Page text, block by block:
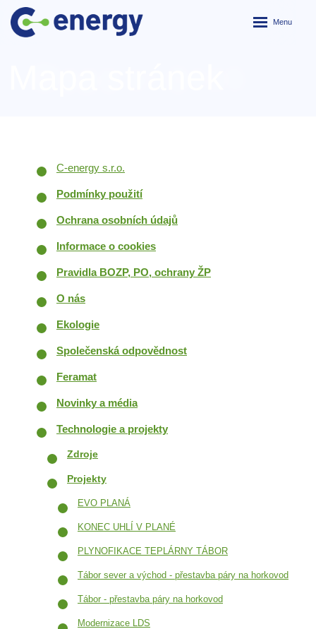
Rozbalení
C-energy s.r.o.
Podmínky použití
Ochrana osobních údajů
Informace o cookies
Pravidla BOZP, PO, ochrany ŽP
O nás
Ekologie
Společenská odpovědnost
Feramat
Novinky a média
Technologie a projekty
Zdroje
Projekty
EVO PLANÁ
KONEC UHLÍ V PLANÉ
PLYNOFIKACE TEPLÁRNY TÁBOR
Tábor sever a východ - přestavba páry na horkovod
Tábor - přestavba páry na horkovod
Modernizace LDS